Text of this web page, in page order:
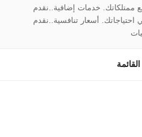
ممتلكاتك. خدمات إضافية..نقدم
أسعار تنافسية..نقدم
القائمة